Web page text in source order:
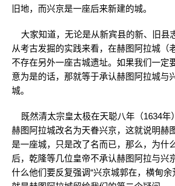
旧地，而兴京是一座后来新建的城。
大家知道，无论是从新宾县的新、旧县
从考古发掘的实践来看，在赫图阿拉城（
不存在另外一座古城遗址。如果我们一定
意为是的话，那就等于承认赫图阿拉城与
城。
既然清太宗皇太极在天聪八年（1634年
赫图阿拉城改名为天眷兴京，这就说明赫
是一座城，只是改了名而已，那么，为什
后，乾隆等几位皇帝不承认赫图阿拉与兴
什么他们要反复强调“兴京城郭在，横甸余